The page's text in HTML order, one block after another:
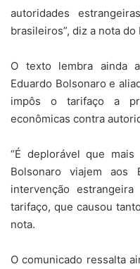
autoridades
brasileiros”, diz a nota do
O texto lembra ainda
Eduardo Bolsonaro e
impôs o tarifaço a
econômicas contra
“É deplorável que
Bolsonaro viajem aos
intervenção
tarifaço, que causou
nota.
O comunicado ressalta